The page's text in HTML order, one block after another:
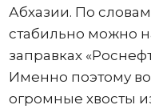
Абхазии. По
стабильно можно
заправках
Именно поэтому
огромные хвосты